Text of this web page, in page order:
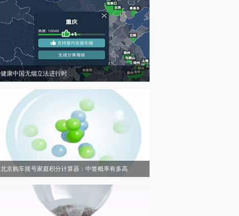
健康中国无烟立法进行时
北京购车摇号家庭积分计算器：中签概率有多高